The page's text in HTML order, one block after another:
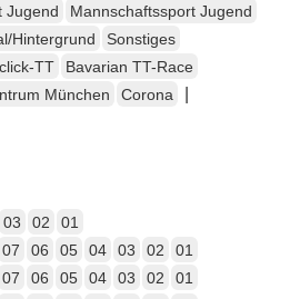
Jugend
Mannschaftssport Jugend
Hintergrund
Sonstiges
click-TT
Bavarian TT-Race
München Corona
03 02 01
07 06 05 04 03 02 01
07 06 05 04 03 02 01